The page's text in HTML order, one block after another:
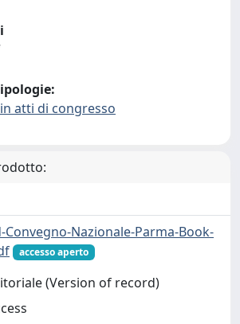
atti di congresso
Convegno-Nazionale-Parma-Book-
accesso aperto
(Version of record)